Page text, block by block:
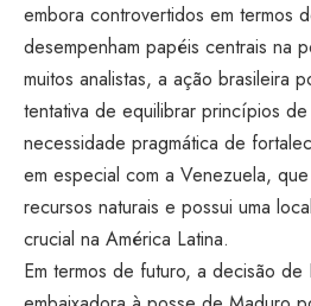
embora controvertidos em termos
desempenham papéis centrais na
muitos analistas, a ação brasileira
tentativa de equilibrar princípios
necessidade pragmática de
em especial com a Venezuela,
recursos naturais e possui uma
crucial na América Latina.
Em termos de futuro, a decisão de